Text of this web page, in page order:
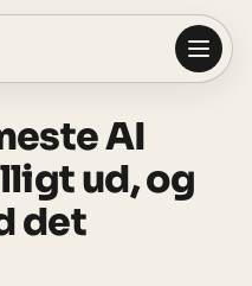
AI
ud, og
det